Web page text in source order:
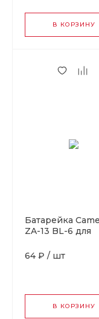
В КОРЗИНУ
Батарейка
ZA-13 BL-6 для
(6/60/600/3000)
64 ₽ / шт
В КОРЗИНУ